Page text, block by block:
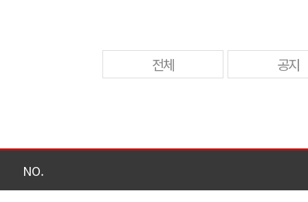
전체 공지
NO.